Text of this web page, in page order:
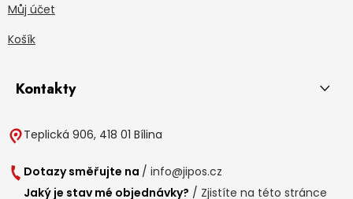
Můj účet
Košík
Kontakty
Teplická 906, 418 01 Bílina
Dotazy směřujte na / info@jipos.cz
Jaký je stav mé objednávky? / Zjistíte na této stránce